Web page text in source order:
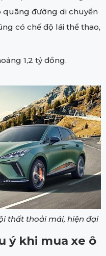
quãng đường di chuyển
có chế độ lái thể thao,
1,2 tỷ đồng.
thất thoải mái, hiện đại
ý khi mua xe ô